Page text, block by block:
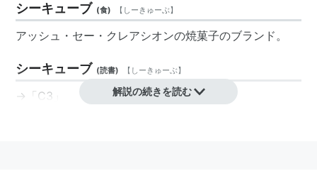
シーキューブ (食) 【 しーきゅーぶ】
アッシュ・セー・クレアシオンの焼菓子のブランド。
シーキューブ (読書) 【 しーきゅーぶ】
→「C3 解説の続きを読む